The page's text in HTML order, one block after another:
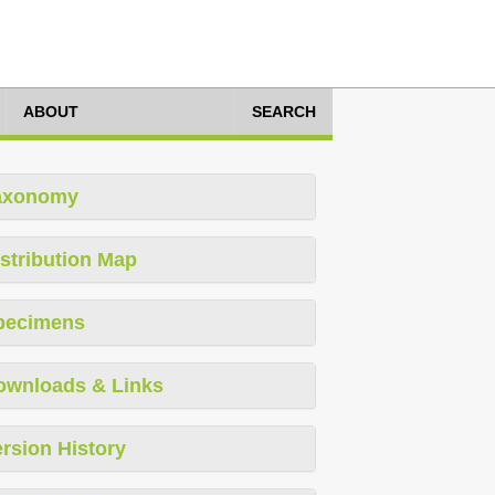
ABOUT SEARCH
Map
& Links
History